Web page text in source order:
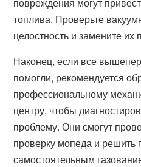
топлива. Проверьте
целостность и замените их
Наконец, если все
помогли, рекомендуется
профессиональному
центру, чтобы
проблему. Они смогут
проверку мопеда и решить
самостоятельным